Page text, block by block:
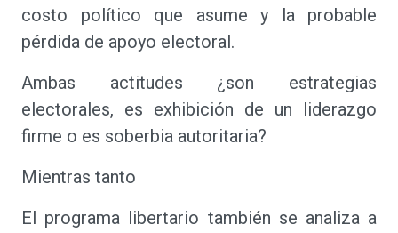
costo político que asume y la probable
pérdida de apoyo electoral.
Ambas actitudes ¿son estrategias
electorales, es exhibición de un liderazgo
firme o es soberbia autoritaria?
Mientras tanto
El programa libertario también se analiza a